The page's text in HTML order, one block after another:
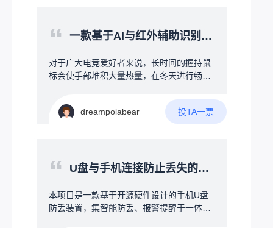
栓，对火情压制，等待消防员到来。
“ 一款基于AI与红外辅助识别的冷暖风扇（桌面级为游戏而定）
对于广大电竞爱好者来说，长时间的握持鼠
标会使手部堆积大量热量，在冬天进行畅快
背冰凉。为什么就没有人能制作一款（AI与
红外辅助识别手部温度的冷暖风扇）来为广
大电竞爱好者解决此问题呢（ps:本人经常打
型冷热风扇可以采用半导体的制冷模式（例
背提高手部温度/加热丝微微加热提高温度
（两个方法仅为个人看法，如有更好的方法
dreampolabear 投TA一票
“ U盘与手机连接防止丢失的开源硬件项目
本项目是一款基于开源硬件设计的手机U盘
防丢装置，集智能防丢、报警提醒于一体。